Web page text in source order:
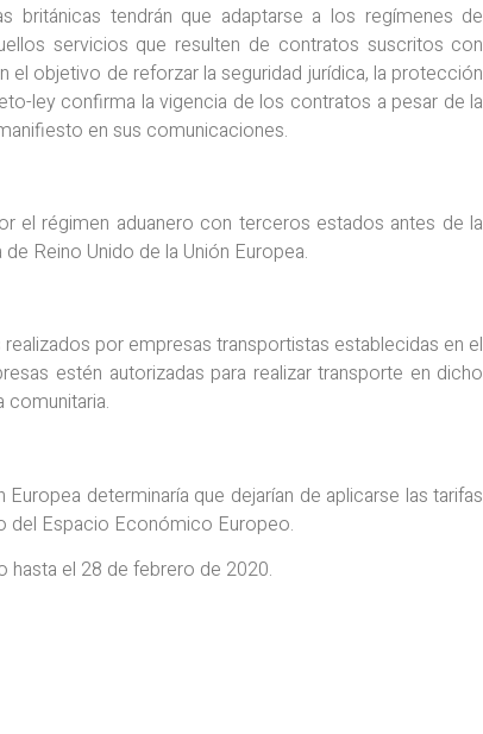
británicas tendrán que adaptarse a los regímenes de
servicios que resulten de contratos suscritos con
objetivo de reforzar la seguridad jurídica, la protección
ley confirma la vigencia de los contratos a pesar de la
en sus comunicaciones.
el régimen aduanero con terceros estados antes de la
Reino Unido de la Unión Europea.
por empresas transportistas establecidas en el
estén autorizadas para realizar transporte en dicho
comunitaria.
determinaría que dejarían de aplicarse las tarifas
del Espacio Económico Europeo.
hasta el 28 de febrero de 2020.